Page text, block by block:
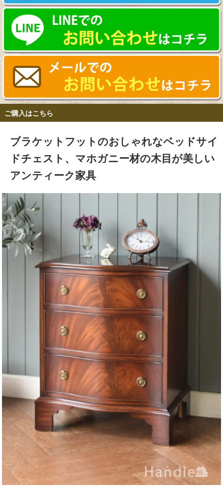
ご購入はこちら
ブラケットフットのおしゃれなベッドサイ
ドチェスト、マホガニー材の木目が美しい
アンティーク家具